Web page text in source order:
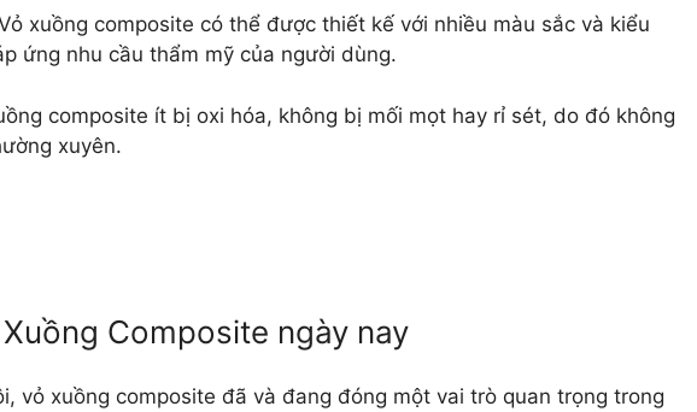
xuồng composite có thể được thiết kế với nhiều màu sắc và kiểu
ứng nhu cầu thẩm mỹ của người dùng.
composite ít bị oxi hóa, không bị mối mọt hay rỉ sét, do đó không
xuyên.
Composite ngày nay
vỏ xuồng composite đã và đang đóng một vai trò quan trọng trong